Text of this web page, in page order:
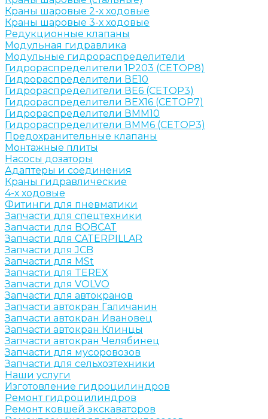
Краны шаровые 2-х ходовые
Краны шаровые 3-х ходовые
Редукционные клапаны
Модульная гидравлика
Модульные гидрораспределители
Гидрораспределители 1Р203 (CETOP8)
Гидрораспределители ВЕ10
Гидрораспределители ВЕ6 (CETOP3)
Гидрораспределители ВЕХ16 (CETOP7)
Гидрораспределители ВММ10
Гидрораспределители ВММ6 (CETOP3)
Предохранительные клапаны
Монтажные плиты
Насосы дозаторы
Адаптеры и соединения
Краны гидравлические
4-х ходовые
Фитинги для пневматики
Запчасти для спецтехники
Запчасти для BOBCAT
Запчасти для CATERPILLAR
Запчасти для JCB
Запчасти для MSt
Запчасти для TEREX
Запчасти для VOLVO
Запчасти для автокранов
Запчасти автокран Галичанин
Запчасти автокран Ивановец
Запчасти автокран Клинцы
Запчасти автокран Челябинец
Запчасти для мусоровозов
Запчасти для сельхозтехники
Наши услуги
Изготовление гидроцилиндров
Ремонт гидроцилиндров
Ремонт ковшей экскаваторов